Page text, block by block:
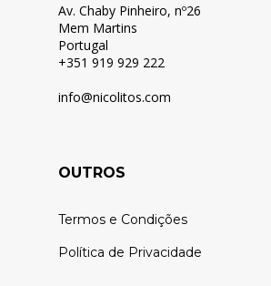
Av. Chaby Pinheiro, nº26
Mem Martins
Portugal
+351 919 929 222
info@nicolitos.com
OUTROS
Termos e Condições
Política de Privacidade